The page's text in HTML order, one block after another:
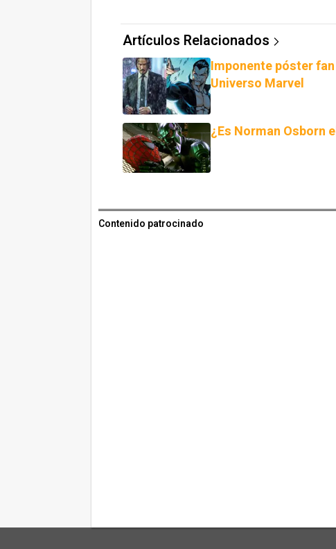
Artículos Relacionados
Imponente póster
Universo Marvel
¿Es Norman Osborn
Contenido patrocinado